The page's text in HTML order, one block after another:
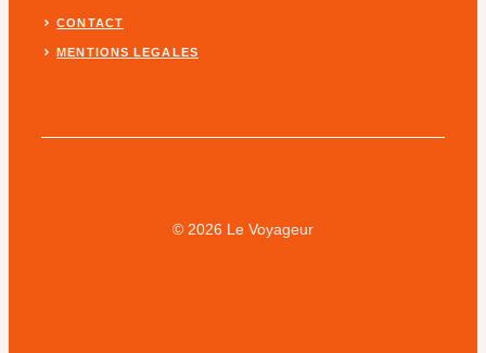
CONTACT
MENTIONS LEGALES
© 2026 Le Voyageur